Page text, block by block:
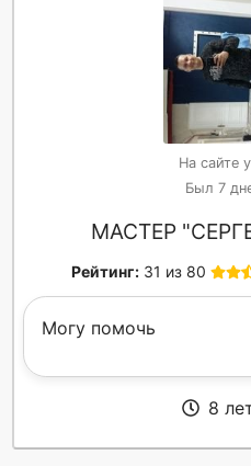
На сайте
Был 7
МАСТЕР
Рейтинг: 31 из 80
Могу помочь
8